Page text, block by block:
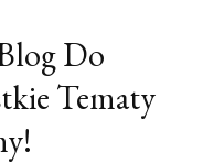
Do
Tematy